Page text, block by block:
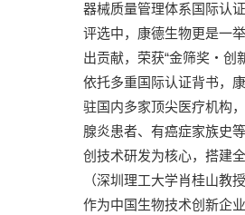
器械质量管理体系国际认
评选中，康德生物更是一
出贡献，荣获“金筛奖・创
依托多重国际认证背书，
驻国内多家顶尖医疗机构
腺炎患者、有癌症家族史
创技术研发为核心，搭建
（深圳理工大学肖桂山教授
作为中国生物技术创新企